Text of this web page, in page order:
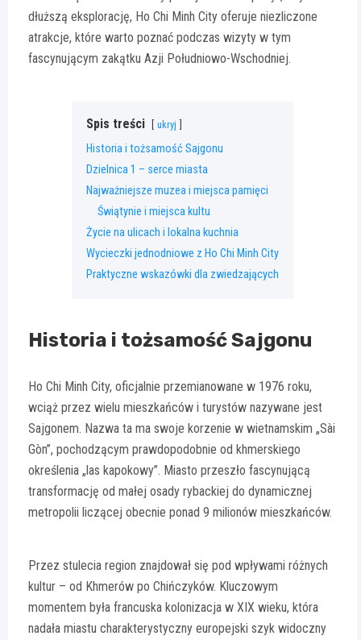
dłuższą eksplorację, Ho Chi Minh City oferuje niezliczone
atrakcje, które warto poznać podczas wizyty w tym
fascynującym zakątku Azji Południowo-Wschodniej.
Spis treści ukryj
Historia i tożsamość Sajgonu
Dzielnica 1 – serce miasta
Najważniejsze muzea i miejsca pamięci
Świątynie i miejsca kultu
Życie na ulicach i lokalna kuchnia
Wycieczki jednodniowe z Ho Chi Minh City
Praktyczne wskazówki dla zwiedzających
Historia i tożsamość Sajgonu
Ho Chi Minh City, oficjalnie przemianowane w 1976 roku,
wciąż przez wielu mieszkańców i turystów nazywane jest
Sajgonem. Nazwa ta ma swoje korzenie w wietnamskim „Sài
Gòn”, pochodzącym prawdopodobnie od khmerskiego
określenia „las kapokowy”. Miasto przeszło fascynującą
transformację od małej osady rybackiej do dynamicznej
metropolii liczącej obecnie ponad 9 milionów mieszkańców.
Przez stulecia region znajdował się pod wpływami różnych
kultur – od Khmerów po Chińczyków. Kluczowym
momentem była francuska kolonizacja w XIX wieku, która
nadała miastu charakterystyczny europejski szyk widoczny